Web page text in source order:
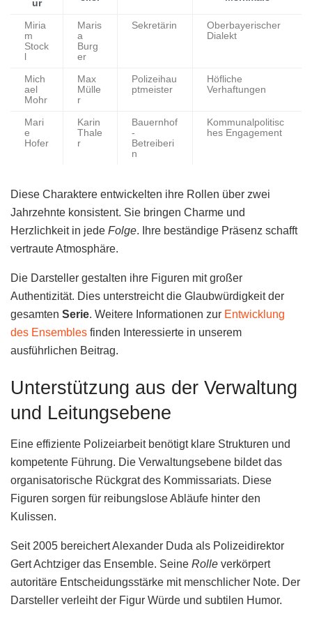
ur
Miria
m
Stock
l
Maris
a
Burg
er
Sekretärin
Oberbayerischer
Dialekt
Mich
ael
Mohr
Max
Mülle
r
Polizeihau
ptmeister
Höfliche
Verhaftungen
Mari
e
Hofer
Karin
Thale
r
Bauernhof
-
Betreiberi
n
Kommunalpolitisc
hes Engagement
Diese Charaktere entwickelten ihre Rollen über zwei
Jahrzehnte konsistent. Sie bringen Charme und
Herzlichkeit in jede Folge. Ihre beständige Präsenz schafft
vertraute Atmosphäre.
Die Darsteller gestalten ihre Figuren mit großer
Authentizität. Dies unterstreicht die Glaubwürdigkeit der
gesamten Serie. Weitere Informationen zur Entwicklung
des Ensembles finden Interessierte in unserem
ausführlichen Beitrag.
Unterstützung aus der Verwaltung
und Leitungsebene
Eine effiziente Polizeiarbeit benötigt klare Strukturen und
kompetente Führung. Die Verwaltungsebene bildet das
organisatorische Rückgrat des Kommissariats. Diese
Figuren sorgen für reibungslose Abläufe hinter den
Kulissen.
Seit 2005 bereichert Alexander Duda als Polizeidirektor
Gert Achtziger das Ensemble. Seine Rolle verkörpert
autoritäre Entscheidungsstärke mit menschlicher Note. Der
Darsteller verleiht der Figur Würde und subtilen Humor.